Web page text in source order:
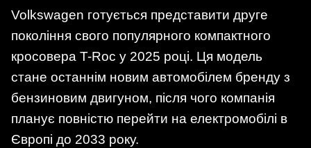
Volkswagen готується представити друге
покоління свого популярного компактного
кросовера T-Roc у 2025 році. Ця модель
стане останнім новим автомобілем бренду з
бензиновим двигуном, після чого компанія
планує повністю перейти на електромобілі в
Європі до 2033 року.